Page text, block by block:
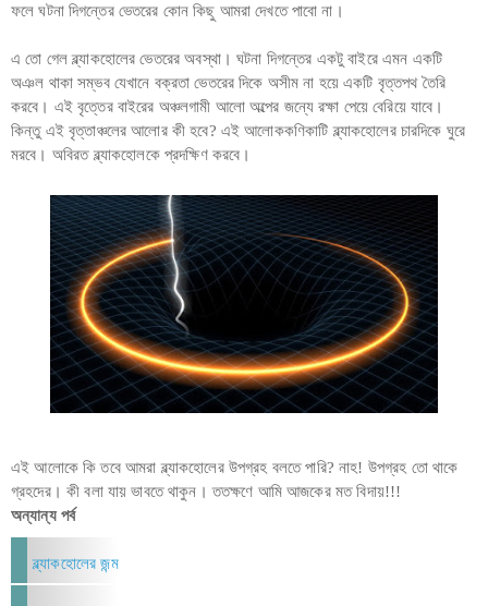
ফলে ঘটনা দিগন্তের ভেতরের কোন কিছু আমরা দেখতে পাবো না।
এ তো গেল ব্ল্যাকহোলের ভেতরের অবস্থা। ঘটনা দিগন্তের একটু বাইরে এমন একটি
অঞল থাকা সম্ভব যেখানে বক্রতা ভেতরের দিকে অসীম না হয়ে একটি বৃত্তপথ তৈরি
করবে। এই বৃত্তের বাইরের অঞ্চলগামী আলো অল্পের জন্যে রক্ষা পেয়ে বেরিয়ে যাবে।
কিন্তু এই বৃত্তাঞ্চলের আলোর কী হবে? এই আলোককণিকাটি ব্ল্যাকহোলের চারদিকে ঘুরে
মরবে। অবিরত ব্ল্যাকহোলকে প্রদক্ষিণ করবে।
এই আলোকে কি তবে আমরা ব্ল্যাকহোলের উপগ্রহ বলতে পারি? নাহ! উপগ্রহ তো থাকে
গ্রহদের। কী বলা যায় ভাবতে থাকুন। ততক্ষণে আমি আজকের মত বিদায়!!!
অন্যান্য পর্ব
ব্ল্যাকহোলের জন্ম